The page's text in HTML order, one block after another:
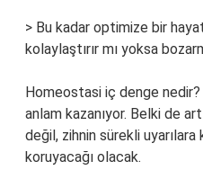
> Bu kadar optimize bir
kolaylaştırır mı yoksa
Homeostasi iç denge
anlam kazanıyor. Belki de
değil, zihnin sürekli uyarılara
koruyacağı olacak.